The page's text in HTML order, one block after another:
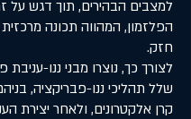
למצבים הבהירים, תוך דגש על
הפלזמון, המהווה תכונה מרכזית
חזק.
לצורך כך, נוצרו מבני ננו-
שלל תהליכי ננו-פבריקציה,
קרן אלקטרונים, ולאחר יצירת